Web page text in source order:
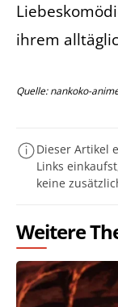
ihrem
Quelle: nankoko-
Dieser Artikel
Links
keine
Weitere